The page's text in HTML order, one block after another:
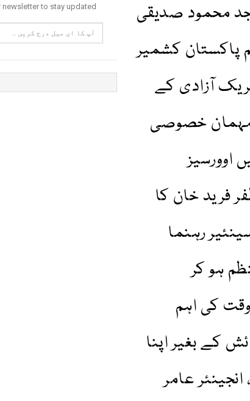
محمود صدیقی
پاکستان کشمیر
آزادی کے
مہمان خصوصی
فرید خان کا
رہنما
ہو کر
کی اہم
کے بغیر اپنا
عامر
to stay updated.